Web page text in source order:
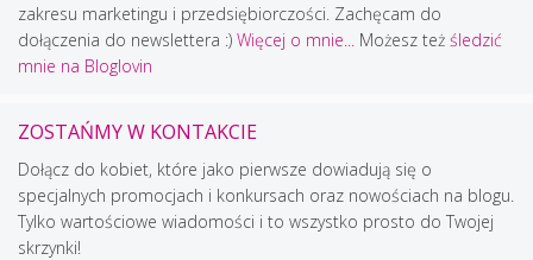
zakresu marketingu i przedsiębiorczości. Zachęcam do
dołączenia do newslettera :) Więcej o mnie... Możesz też śledzić
mnie na Bloglovin
ZOSTAŃMY W KONTAKCIE
Dołącz do kobiet, które jako pierwsze dowiadują się o
specjalnych promocjach i konkursach oraz nowościach na blogu.
Tylko wartościowe wiadomości i to wszystko prosto do Twojej
skrzynki!